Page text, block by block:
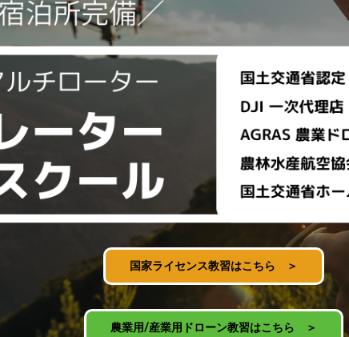
国家ライセンス教習はこちら ＞
農業用/産業用ドローン教習はこちら ＞